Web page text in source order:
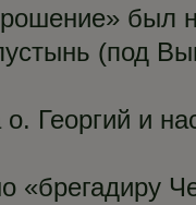
был
(под
Георгий и